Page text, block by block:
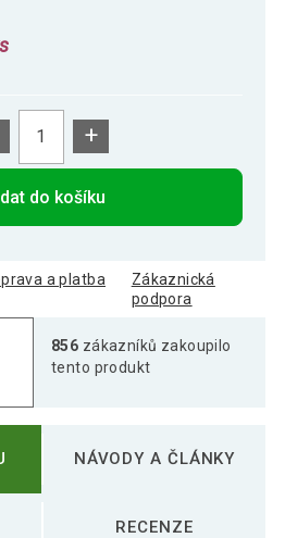
+
do košíku
a platba
Zákaznická
podpora
856 zákazníků zakoupilo
tento produkt
NÁVODY A ČLÁNKY
RECENZE